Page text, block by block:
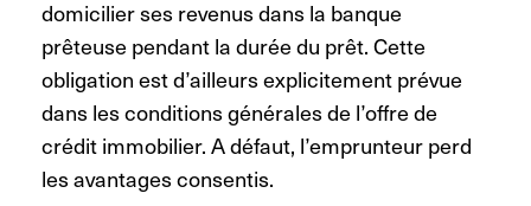
domicilier ses revenus dans la banque
prêteuse pendant la durée du prêt. Cette
obligation est d’ailleurs explicitement prévue
dans les conditions générales de l’offre de
crédit immobilier. A défaut, l’emprunteur perd
les avantages consentis.